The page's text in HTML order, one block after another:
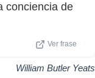
conciencia de
Ver frase
William Butler Yeats